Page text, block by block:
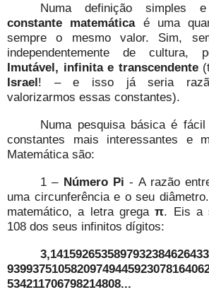
Numa definição simples
constante matemáticaé uma
sempre o mesmo valor. Sim,
independentemente de cultura,
Imutável, infinita e transcendente
Israel! – e isso já seria
valorizarmos essas constantes).
Numa pesquisa básica é
constantes mais interessantes e
Matemática são:
1 – Número Pi - A razão
uma circunferência e o seu
matemático, a letra gregaπ. Eis a
108 dos seus infinitos dígitos:
534211706798214808...